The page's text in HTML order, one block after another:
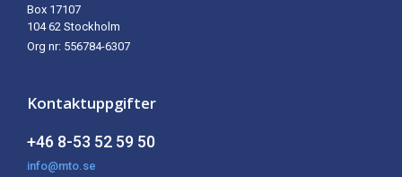
Box 17107
104 62 Stockholm
Org nr: 556784-6307
Kontaktuppgifter
+46 8-53 52 59 50
info@mto.se